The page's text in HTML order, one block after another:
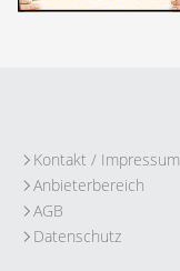
Kontakt / Impressum
Anbieterbereich
AGB
Datenschutz